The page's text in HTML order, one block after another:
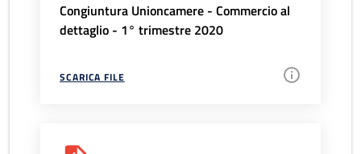
Congiuntura Unioncamere - Commercio al
dettaglio - 1° trimestre 2020
SCARICA FILE